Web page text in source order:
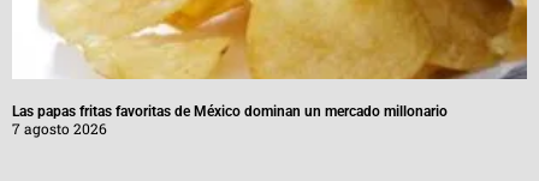
Las papas fritas favoritas de México dominan un mercado millonario
7 agosto 2026